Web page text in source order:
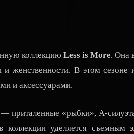
коллекцию Less is More. Она
женственности. В этом сезоне
и аксессуарами.
— приталенные «рыбки», А-
уделяется съемным